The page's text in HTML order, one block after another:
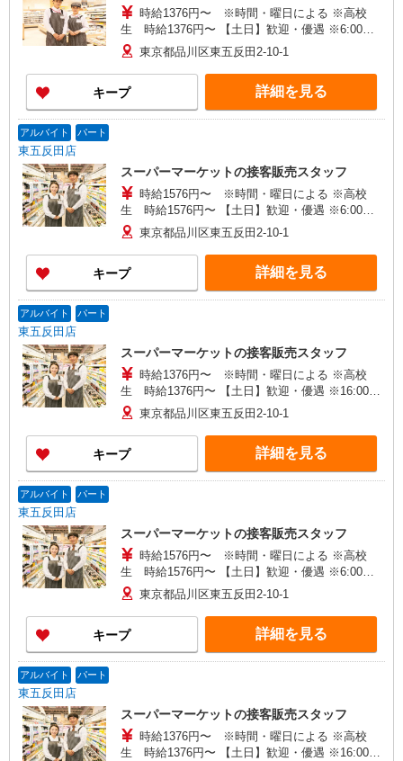
時給1376円〜 ※時間・曜日による ※高校
生 時給1376円〜 【土日】歓迎・優遇 ※6:00〜
8:00 時給＋200円
東京都品川区東五反田2-10-1
キープ 詳細を見る
アルバイト パート
東五反田店
スーパーマーケットの接客販売スタッフ
時給1576円〜 ※時間・曜日による ※高校
生 時給1576円〜 【土日】歓迎・優遇 ※6:00〜
8:00 時給＋200円
東京都品川区東五反田2-10-1
キープ 詳細を見る
アルバイト パート
東五反田店
スーパーマーケットの接客販売スタッフ
時給1376円〜 ※時間・曜日による ※高校
生 時給1376円〜 【土日】歓迎・優遇 ※16:00〜
21:00 時給＋100円 ※21:00〜翌2:00 時給＋200
円 ※22:00以降 基本時給より25％UP
東京都品川区東五反田2-10-1
キープ 詳細を見る
アルバイト パート
東五反田店
スーパーマーケットの接客販売スタッフ
時給1576円〜 ※時間・曜日による ※高校
生 時給1576円〜 【土日】歓迎・優遇 ※6:00〜
8:00 時給＋200円
東京都品川区東五反田2-10-1
キープ 詳細を見る
アルバイト パート
東五反田店
スーパーマーケットの接客販売スタッフ
時給1376円〜 ※時間・曜日による ※高校
生 時給1376円〜 【土日】歓迎・優遇 ※16:00〜